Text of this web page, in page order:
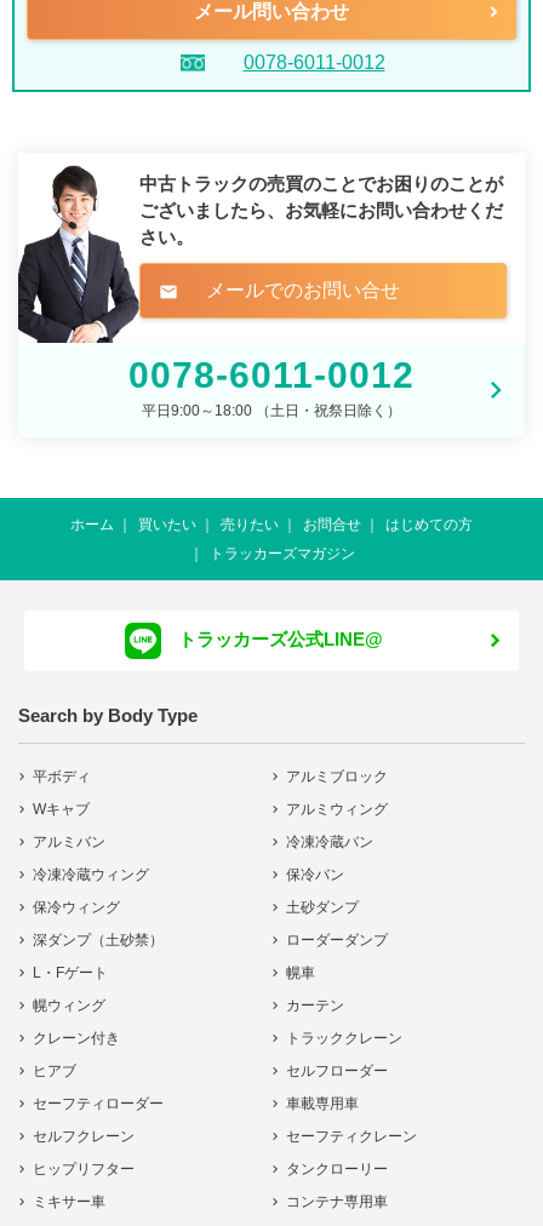
メール問い合わせ
0078-6011-0012
中古トラックの売買のことでお困りのことが
ございましたら、 お気軽にお問い合わせくだ
さい。
mail メールでのお問い合せ
0078-6011-0012
平日9:00～18:00 （土日・祝祭日除く）
ホーム 買いたい 売りたい お問合せ
はじめての方
トラッカーズマガジン
トラッカーズ公式LINE@
Search by Body Type
平ボディ
アルミブロック
Wキャブ
アルミウィング
アルミバン
冷凍冷蔵バン
冷凍冷蔵ウィング
保冷バン
保冷ウィング
土砂ダンプ
深ダンプ（土砂禁）
ローダーダンプ
L・Fゲート
幌車
幌ウィング
カーテン
クレーン付き
トラッククレーン
ヒアブ
セルフローダー
セーフティローダー
車載専用車
セルフクレーン
セーフティクレーン
ヒップリフター
タンクローリー
ミキサー車
コンテナ専用車